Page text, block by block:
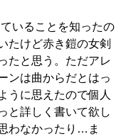
いることを知ったの
たけど赤き鎧の女剣
たと思う。ただアレ
ンは曲からだとはっ
うに思えたので個人
と詳しく書いて欲し
わなかったり…ま